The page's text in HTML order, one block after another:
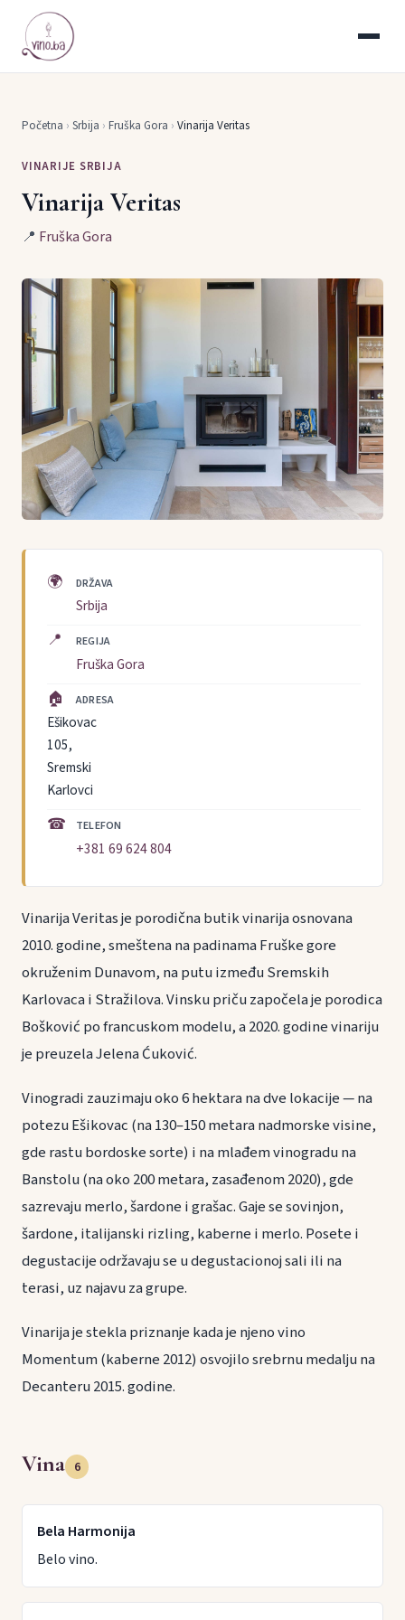
Početna › Srbija › Fruška Gora › Vinarija Veritas
VINARIJE SRBIJA
Vinarija Veritas
📍 Fruška Gora
🌍 DRŽAVA
Srbija
📍 REGIJA
Fruška Gora
🏠 ADRESA
Ešikovac
105,
Sremski
Karlovci
☎ TELEFON
+381 69 624 804
Vinarija Veritas je porodična butik vinarija osnovana
2010. godine, smeštena na padinama Fruške gore
okruženim Dunavom, na putu između Sremskih
Karlovaca i Stražilova. Vinsku priču započela je porodica
Bošković po francuskom modelu, a 2020. godine vinariju
je preuzela Jelena Ćuković.
Vinogradi zauzimaju oko 6 hektara na dve lokacije — na
potezu Ešikovac (na 130–150 metara nadmorske visine,
gde rastu bordoske sorte) i na mlađem vinogradu na
Banstolu (na oko 200 metara, zasađenom 2020), gde
sazrevaju merlo, šardone i grašac. Gaje se sovinjon,
šardone, italijanski rizling, kaberne i merlo. Posete i
degustacije održavaju se u degustacionoj sali ili na
terasi, uz najavu za grupe.
Vinarija je stekla priznanje kada je njeno vino
Momentum (kaberne 2012) osvojilo srebrnu medalju na
Decanteru 2015. godine.
Vina 6
Bela Harmonija
Belo vino.